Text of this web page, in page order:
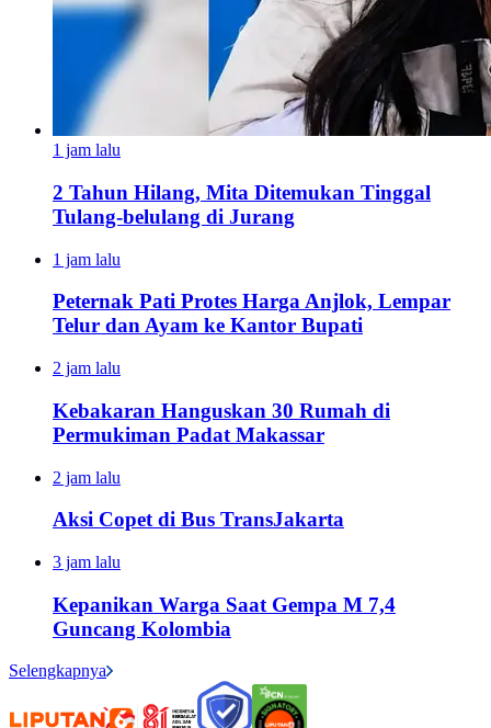
1 jam lalu
2 Tahun Hilang, Mita Ditemukan Tinggal
Tulang-belulang di Jurang
1 jam lalu
Peternak Pati Protes Harga Anjlok, Lempar
Telur dan Ayam ke Kantor Bupati
2 jam lalu
Kebakaran Hanguskan 30 Rumah di
Permukiman Padat Makassar
2 jam lalu
Aksi Copet di Bus TransJakarta
3 jam lalu
Kepanikan Warga Saat Gempa M 7,4
Guncang Kolombia
Selengkapnya